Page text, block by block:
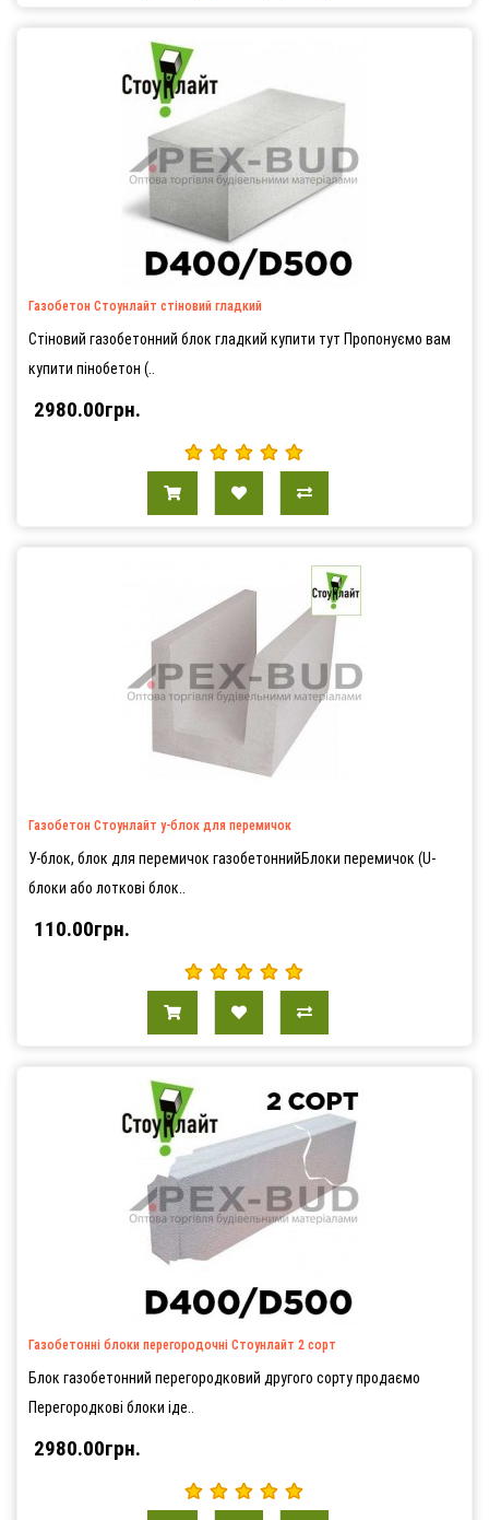
Газобетон Стоунлайт стіновий гладкий
Стіновий газобетонний блок гладкий купити тут Пропонуємо вам
купити пінобетон (..
2980.00грн.
Газобетон Стоунлайт у-блок для перемичок
У-блок, блок для перемичок газобетоннийБлоки перемичок (U-
блоки або лоткові блок..
110.00грн.
Газобетонні блоки перегородочні Стоунлайт 2 сорт
Блок газобетонний перегородковий другого сорту продаємо
Перегородкові блоки іде..
2980.00грн.